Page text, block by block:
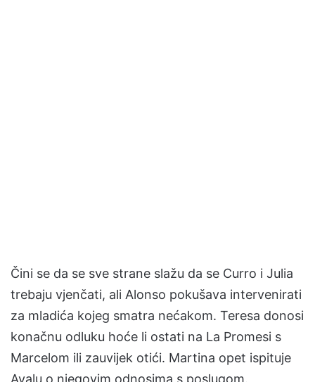
Čini se da se sve strane slažu da se Curro i Julia
trebaju vjenčati, ali Alonso pokušava intervenirati
za mladića kojeg smatra nećakom. Teresa donosi
konačnu odluku hoće li ostati na La Promesi s
Marcelom ili zauvijek otići. Martina opet ispituje
Ayalu o njegovim odnosima s poslugom.